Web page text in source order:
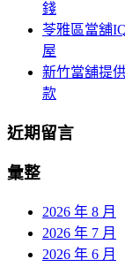
錢
苓雅區當舖
屋
新竹當舖提
款
近期留言
彙整
2026 年 8 月
2026 年 7 月
2026 年 6 月